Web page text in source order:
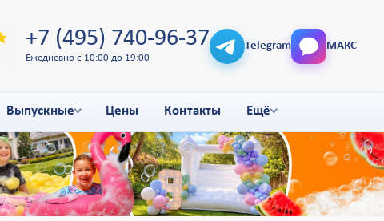
+7 (495) 740-96-37
Ежедневно с 10:00 до 19:00
Telegram МАКС
Выпускные Цены Контакты Ещё